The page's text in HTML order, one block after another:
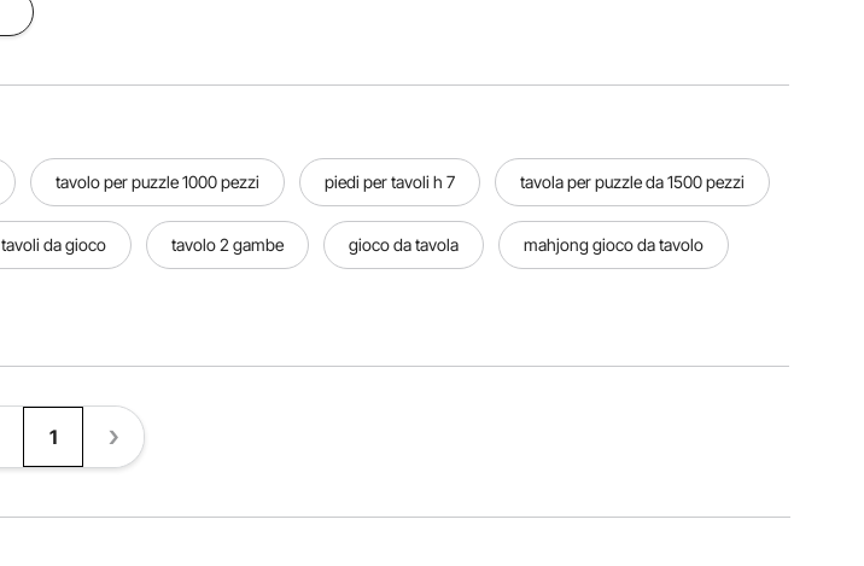
tavolo per puzzle 1000 pezzi piedi per tavoli h 7 tavola per puzzle da 1500 pezzi
tavoli da gioco tavolo 2 gambe gioco da tavola mahjong gioco da tavolo
1